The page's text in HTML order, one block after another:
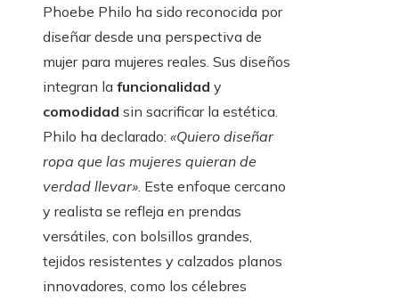
Phoebe Philo ha sido reconocida por
diseñar desde una perspectiva de
mujer para mujeres reales. Sus diseños
integran la funcionalidad y
comodidad sin sacrificar la estética.
Philo ha declarado: «Quiero diseñar
ropa que las mujeres quieran de
verdad llevar». Este enfoque cercano
y realista se refleja en prendas
versátiles, con bolsillos grandes,
tejidos resistentes y calzados planos
innovadores, como los célebres